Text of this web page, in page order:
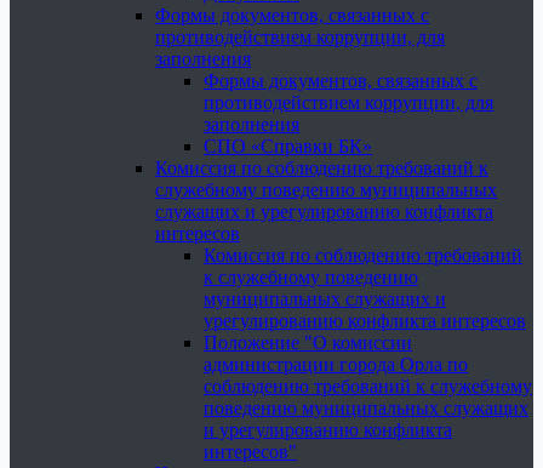
Формы документов, связанных с
противодействием коррупции, для
заполнения
Формы документов, связанных с
противодействием коррупции, для
заполнения
СПО «Справки БК»
Комиссия по соблюдению требований к
служебному поведению муниципальных
служащих и урегулированию конфликта
интересов
Комиссия по соблюдению требований
к служебному поведению
муниципальных служащих и
урегулированию конфликта интересов
Положение "О комиссии
администрации города Орла по
соблюдению требований к служебному
поведению муниципальных служащих
и урегулированию конфликта
интересов"